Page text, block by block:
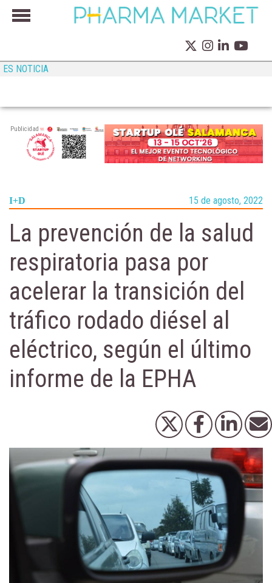
ES NOTICIA
Publicidad
I+D 15 de agosto, 2022
La prevención de la salud
respiratoria pasa por
acelerar la transición del
tráfico rodado diésel al
eléctrico, según el último
informe de la EPHA